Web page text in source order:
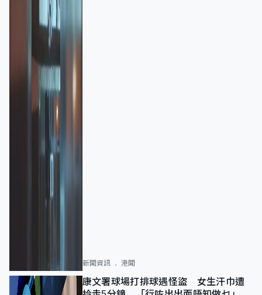
新聞資訊 港聞
康文署球場打排球遇怪盜 女生汗巾遭